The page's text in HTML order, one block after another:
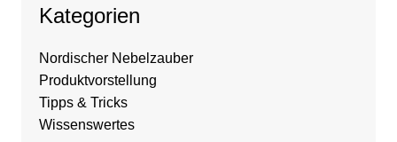
Kategorien
Nordischer Nebelzauber
Produktvorstellung
Tipps & Tricks
Wissenswertes